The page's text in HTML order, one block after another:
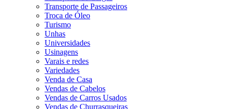
Transporte de Passageiros
Troca de Óleo
Turismo
Unhas
Universidades
Usinagens
Varais e redes
Variedades
Venda de Casa
Vendas de Cabelos
Vendas de Carros Usados
Vendas de Churrasqueiras